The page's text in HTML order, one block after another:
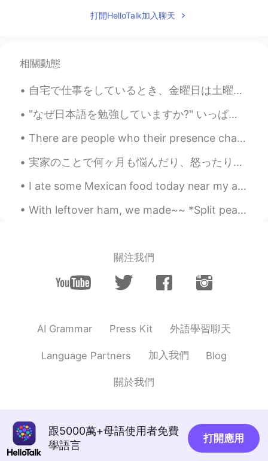
2020.08.26 21:14
very much ^_^
gtj2017 2020.08.26 21:12
とうさおりさん^_^
gtj2017 2020.08.26 21:11
た
はマイクラが本当に好きだね
EN
ィーが出来たので良かった^^
gtj2017 2020.08.26 18:58
打開HelloTalk加入聊天
相關動態
自宅で仕事をしているとき、金曜日は土曜日のように見えます。😂😂 また、自宅で仕事をしながら醜い顔をして楽しむこともできます。💩😸 Happy Working Everyone ! ✌🏻😉 ...
"なぜ日本語を勉強していますか?" いっぱい理由があります。まず、今日本に住んでいるので、日本語が大切ですね(笑) あとは、仕事に日本語を時々使います。他の理由は友達や彼氏のために日本語を学びた...
There are people who their presence change our lives to something more beautiful, not only be...
実家のことで何ヶ月も悩んだり、怒ったり、悲しんだりしたあげく、円形脱毛症になってしまった😔考えないようにするのは、私にとって、ありえないです！自分の町だから、誰もたまに文句があるけど、好きです！...
I ate some Mexican food today near my apartment in Kanagawa. I was surprised how good the chef wa...
With leftover ham, we made~~ *Split pea soup *Grilled ham and Swiss cheese sandwich *macaroni &...
關注我們
AI Grammar Press Kit 外語學習聊天
Language Partners 加入我們 Blog
關於我們
跟5000萬+母語使用者免費
學語言
打開應用